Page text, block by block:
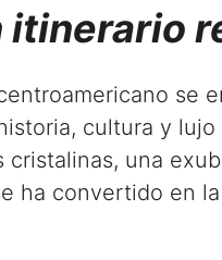
itinerario
se
cultura y
cristalinas, una
ha convertido en